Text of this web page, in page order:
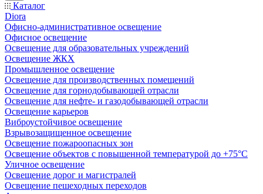
Каталог
Diora
Офисно-административное освещение
Офисное освещение
Освещение для образовательных учреждений
Освещение ЖКХ
Промышленное освещение
Освещение для производственных помещений
Освещение для горнодобывающей отрасли
Освещение для нефте- и газодобывающей отрасли
Освещение карьеров
Виброустойчивое освещение
Взрывозащищенное освещение
Освещение пожароопасных зон
Освещение объектов с повышенной температурой до +75°C
Уличное освещение
Освещение дорог и магистралей
Освещение пешеходных переходов